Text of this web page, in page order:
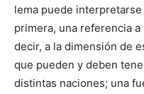
lema puede
primera, una referencia
decir, a la dimensión de
que pueden y deben
distintas naciones; una